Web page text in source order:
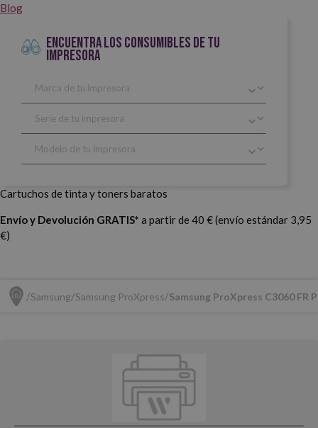
Blog
ENCUENTRA LOS CONSUMIBLES DE TU
IMPRESORA
Cartuchos de tinta y toners baratos
Envío y Devolución GRATIS* a partir de 40 € (envío estándar 3,95
€)
Samsung Samsung ProXpress Samsung ProXpress C3060 FR